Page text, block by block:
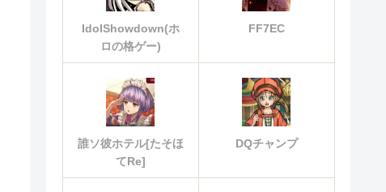
IdolShowdown(ホ
ロの格ゲー)
FF7EC
誰ソ彼ホテル[たそほ
てRe]
DQチャンプ